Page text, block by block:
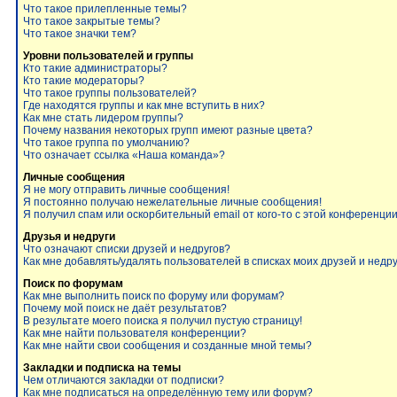
Что такое прилепленные темы?
Что такое закрытые темы?
Что такое значки тем?
Уровни пользователей и группы
Кто такие администраторы?
Кто такие модераторы?
Что такое группы пользователей?
Где находятся группы и как мне вступить в них?
Как мне стать лидером группы?
Почему названия некоторых групп имеют разные цвета?
Что такое группа по умолчанию?
Что означает ссылка «Наша команда»?
Личные сообщения
Я не могу отправить личные сообщения!
Я постоянно получаю нежелательные личные сообщения!
Я получил спам или оскорбительный email от кого-то с этой
Друзья и недруги
Что означают списки друзей и недругов?
Как мне добавлять/удалять пользователей в списках моих друзей и
Поиск по форумам
Как мне выполнить поиск по форуму или форумам?
Почему мой поиск не даёт результатов?
В результате моего поиска я получил пустую страницу!
Как мне найти пользователя конференции?
Как мне найти свои сообщения и созданные мной темы?
Закладки и подписка на темы
Чем отличаются закладки от подписки?
Как мне подписаться на определённую тему или форум?